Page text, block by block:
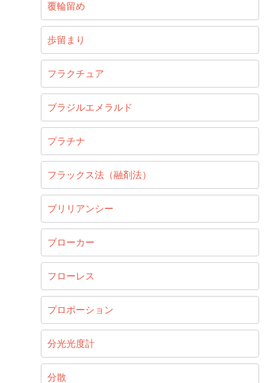
覆輪留め
歩留まり
フラクチュア
ブラジルエメラルド
プラチナ
フラックス法（融剤法）
ブリリアンシー
ブローカー
フローレス
プロポーション
分光光度計
分散